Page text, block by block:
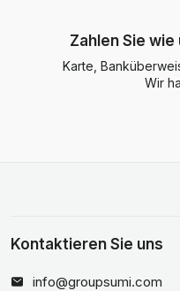
Zahlen Sie
Karte,
Wir
Kontaktieren Sie uns
info@groupsumi.com